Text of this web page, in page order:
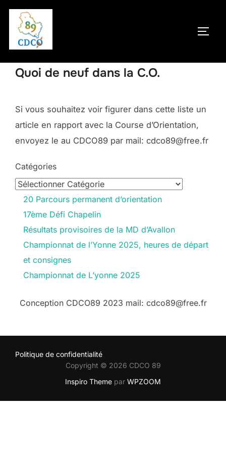
Aller
contenu
Quoi de neuf dans la C.O.
Si vous souhaitez voir figurer dans cette liste un
article en rapport avec la Course d’Orientation,
envoyez le au CDCO89 par mail: cdco89@free.fr
Catégories
20 Parcours permanent d’orientation
17ème Défi Chapelin
Résultats provisoires de la MD d’Avallon
Championnat de l’Yonne 2025, heures de départ
et consignes
Championnat de L’yonne 2025
Conception CDCO89 2023 mail: cdco89@free.fr
Politique de confidentialité
Copyright © 2026 CDCO 89
Inspiro Theme par WPZOOM